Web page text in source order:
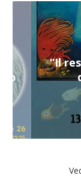
“Il
di